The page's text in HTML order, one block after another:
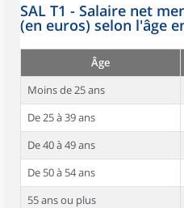
SAL T1 - Salaire net
(en euros) selon l'âge
Âge
Moins de 25 ans
De 25 à 39 ans
De 40 à 49 ans
De 50 à 54 ans
55 ans ou plus